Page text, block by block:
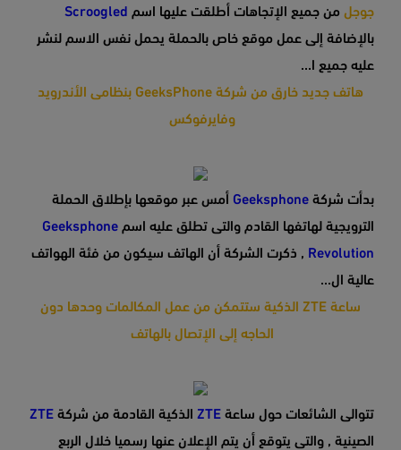
جوجل من جميع الإتجاهات أطلقت عليها اسم Scroogled
بالإضافة إلى عمل موقع خاص بالحملة يحمل نفس الاسم لنشر
عليه جميع ا...
هاتف جديد خارق من شركة GeeksPhone بنظامى الأندرويد
وفايرفوكس
بدأت شركةGeeksphone أمس عبر موقعها بإطلاق الحملة
الترويجية لهاتفها القادم والتى تطلق عليه اسم Geeksphone
Revolution , ذكرت الشركة أن الهاتف سيكون من فئة الهواتف
عالية ال...
ساعة ZTE الذكية ستتمكن من عمل المكالمات وحدها دون
الحاجه إلى الإتصال بالهاتف
تتوالى الشائعات حول ساعةZTE الذكية القادمة من شركةZTE
الصينية , والتى يتوقع أن يتم الإعلان عنها رسميا خلال الربع